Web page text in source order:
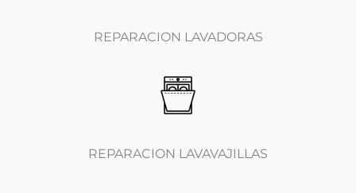
REPARACION LAVADORAS
REPARACION LAVAVAJILLAS